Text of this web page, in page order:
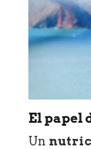
El papel
Un